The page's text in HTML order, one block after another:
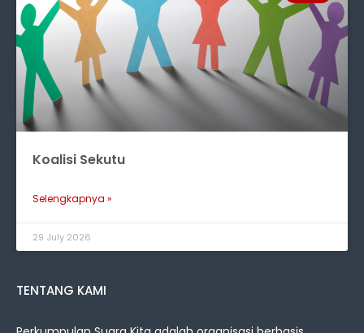
Koalisi Sekutu
Selengkapnya »
29 July 2026
TENTANG KAMI